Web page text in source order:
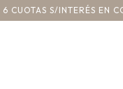
6 CUOTAS S/INTERÉS EN